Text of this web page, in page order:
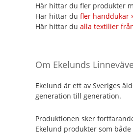
Här hittar du fler produkter
Här hittar du fler handdukar
Här hittar du alla textilier
Om Ekelunds
Ekelund är ett av Sveriges
generation till generation.
Produktionen sker
Ekelund produkter som